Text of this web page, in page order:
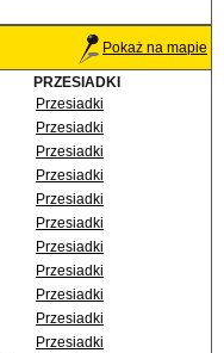
Pokaż na mapie
PRZESIADKI
Przesiadki
Przesiadki
Przesiadki
Przesiadki
Przesiadki
Przesiadki
Przesiadki
Przesiadki
Przesiadki
Przesiadki
Przesiadki